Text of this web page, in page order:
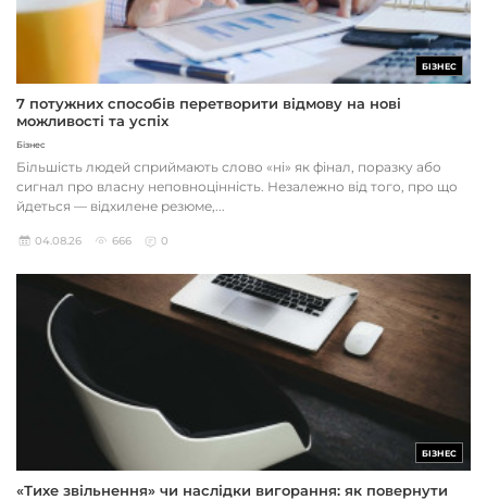
БІЗНЕС
7 потужних способів перетворити відмову на нові
можливості та успіх
Бізнес
Більшість людей сприймають слово «ні» як фінал, поразку або
сигнал про власну неповноцінність. Незалежно від того, про що
йдеться — відхилене резюме,...
04.08.26 666 0
БІЗНЕС
«Тихе звільнення» чи наслідки вигорання: як повернути